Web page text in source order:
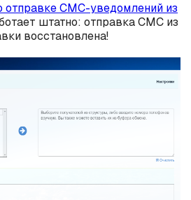
отправке СМС-уведомлений из
штатно: отправка СМС из
восстановлена!